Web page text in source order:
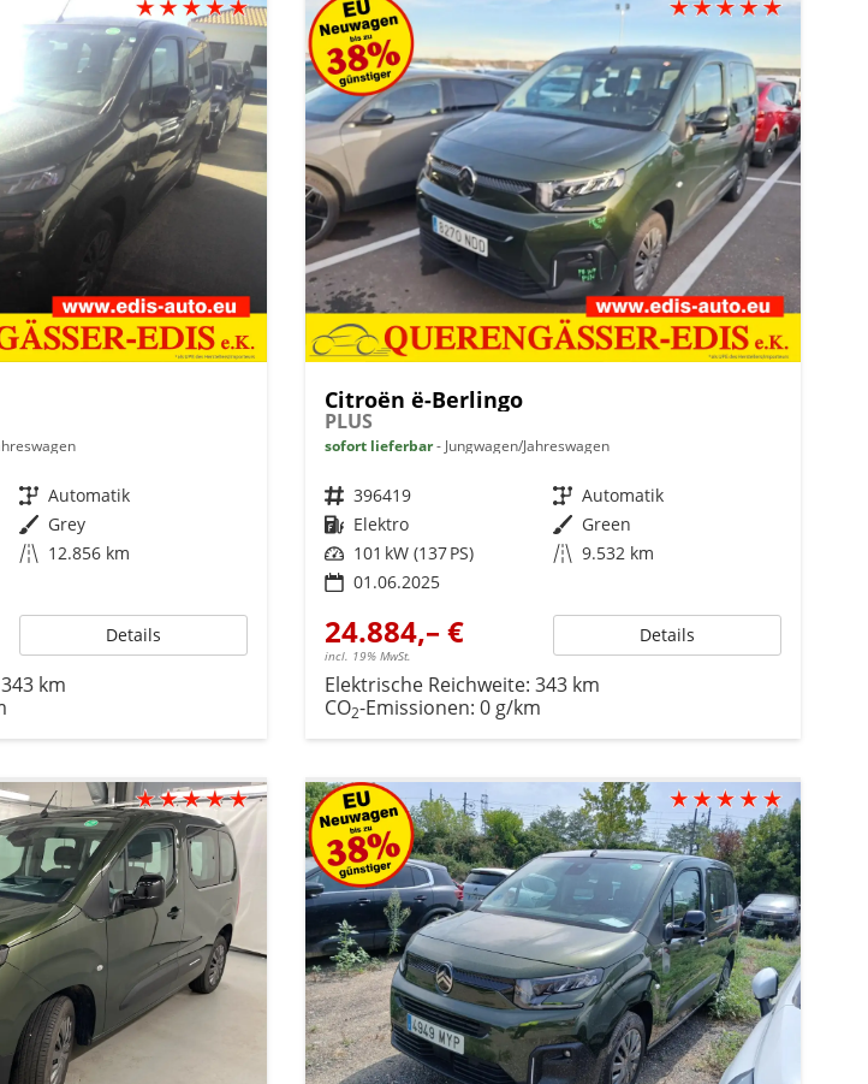
Getriebe Automatik
Außenfarbe Grey
Kilometerstand 12.856 km
Details
343 km
Citroën ë-Berlingo
PLUS
sofort lieferbar Jungwagen/Jahreswagen
Fahrzeugnr. 396419 Getriebe Automatik
Kraftstoff Elektro Außenfarbe Green
Leistung 101 kW (137 PS) Kilometerstand 9.532 km
01.06.2025
24.884,– €
incl. 19% MwSt.
Details
Elektrische Reichweite: 343 km
CO2-Emissionen: 0 g/km